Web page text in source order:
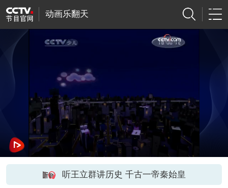
动画乐翻天
听王立群讲历史 千古一帝秦始皇